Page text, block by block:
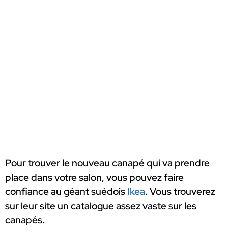
Pour trouver le nouveau canapé qui va prendre
place dans votre salon, vous pouvez faire
confiance au géant suédois Ikea. Vous trouverez
sur leur site un catalogue assez vaste sur les
canapés.